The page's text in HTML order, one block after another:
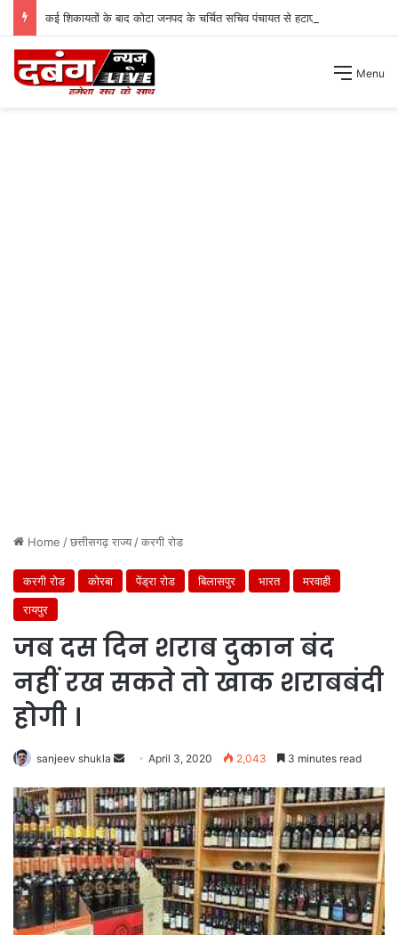
कई शिकायतों के बाद कोटा जनपद के चर्चित सचिव पंचायत से हटाए गए ।
Menu
Home /छत्तीसगढ़ राज्य/करगी रोड
करगी रोड कोरबा पेंड्रा रोड बिलासपुर भारत
मरवाही
रायपुर
जब दस दिन शराब दुकान बंद
नहीं रख सकते तो खाक शराबबंदी
होगी ।
sanjeev shukla
Send
email
April 3, 2020 2,043 3 minutes read